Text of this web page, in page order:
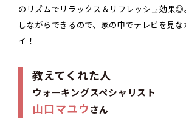
のリズムでリラックス＆リフレッシュ効果
しながらできるので、家の中でテレビを見
イ！
教えてくれた人
ウォーキングスペシャリスト
山口マユウさん